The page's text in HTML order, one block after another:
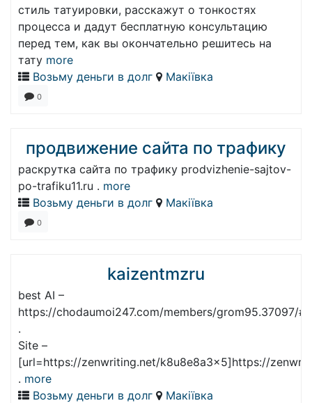
стиль татуировки, расскажут о тонкостях
процесса и дадут бесплатную консультацию
перед тем, как вы окончательно решитесь на
тату more
Возьму деньги в долг
Макіївка
0
продвижение сайта по трафику
раскрутка сайта по трафику prodvizhenie-sajtov-
po-trafiku11.ru . more
Возьму деньги в долг
Макіївка
0
kaizentmzru
best AI –
https://chodaumoi247.com/members/grom95.37097/
.
Site –
[url=https://zenwriting.net/k8u8e8a3x5]https://
. more
Возьму деньги в долг
Макіївка